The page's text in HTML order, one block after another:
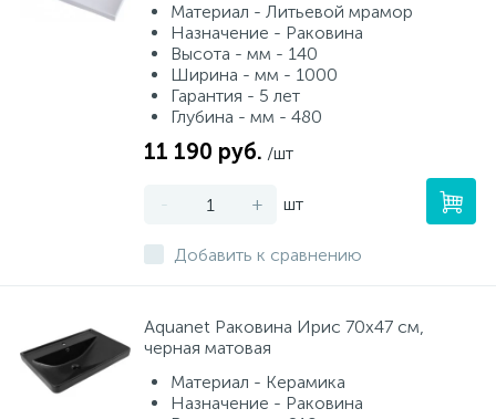
Материал - Литьевой мрамор
Назначение - Раковина
Высота - мм - 140
Ширина - мм - 1000
Гарантия - 5 лет
Глубина - мм - 480
11 190 руб. /шт
- + шт
Добавить к сравнению
Aquanet Раковина Ирис 70х47 см,
черная матовая
Материал - Керамика
Назначение - Раковина